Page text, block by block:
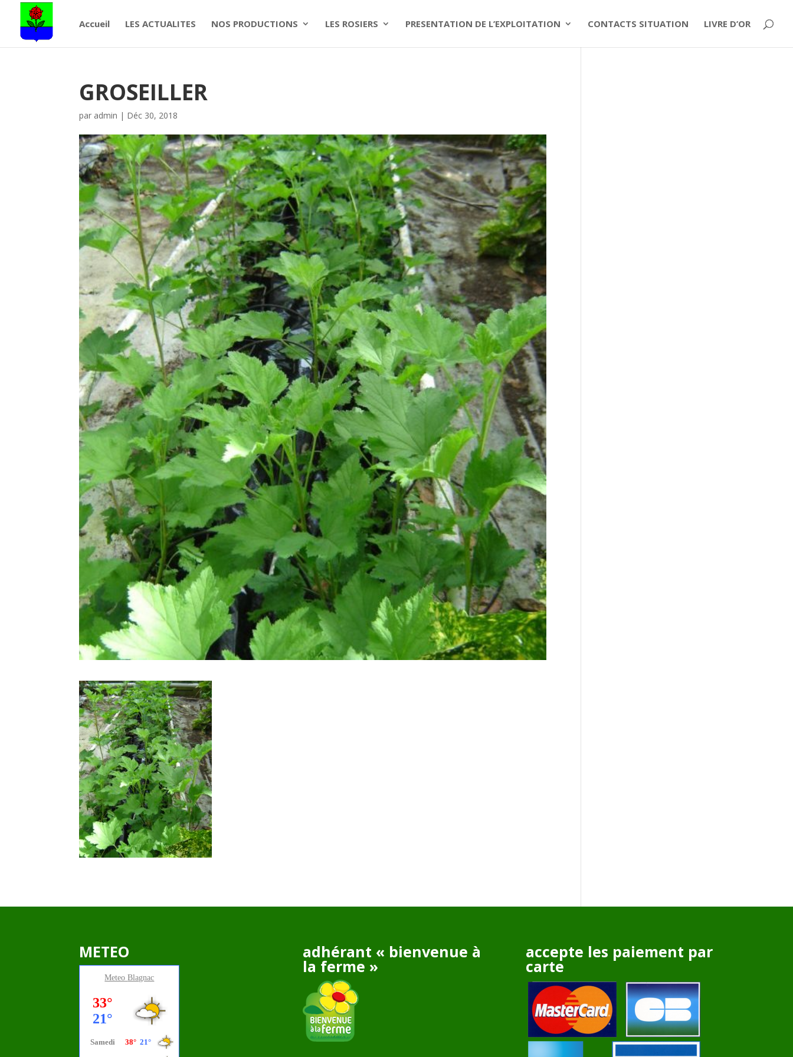
Accueil LES ACTUALITES NOS PRODUCTIONS LES ROSIERS PRESENTATION DE L’EXPLOITATION CONTACTS SITUATION LIVRE D’OR
GROSEILLER
par admin | Déc 30, 2018
METEO
MeteoBlagnac
adhérant « bienvenue à
la ferme »
accepte les paiement par
carte